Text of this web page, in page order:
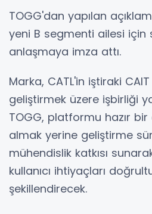
TOGG'dan yapılan
yeni B segmenti ailesi için
anlaşmaya imza attı.
Marka, CATL'in iştiraki
geliştirmek üzere işbirliği
TOGG, platformu hazır
almak yerine geliştirme
mühendislik katkısı
kullanıcı ihtiyaçları
şekillendirecek.